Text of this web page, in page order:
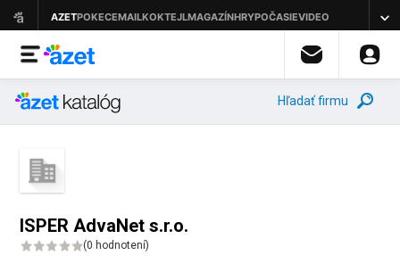
Hľadať firmu
ISPER AdvaNet s.r.o.
(0 hodnotení)